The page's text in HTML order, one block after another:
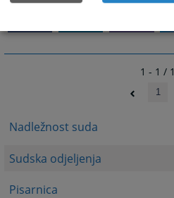
Nadležnost suda
Sudska odjeljenja
Pisarnica
1 - 1 / 1
1